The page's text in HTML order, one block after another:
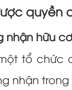
quyền
nhận hữu
tổ
nhận